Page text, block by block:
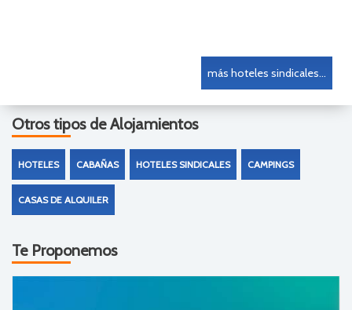
más hoteles sindicales...
Otros tipos de Alojamientos
HOTELES CABAÑAS HOTELES SINDICALES CAMPINGS
CASAS DE ALQUILER
Te Proponemos